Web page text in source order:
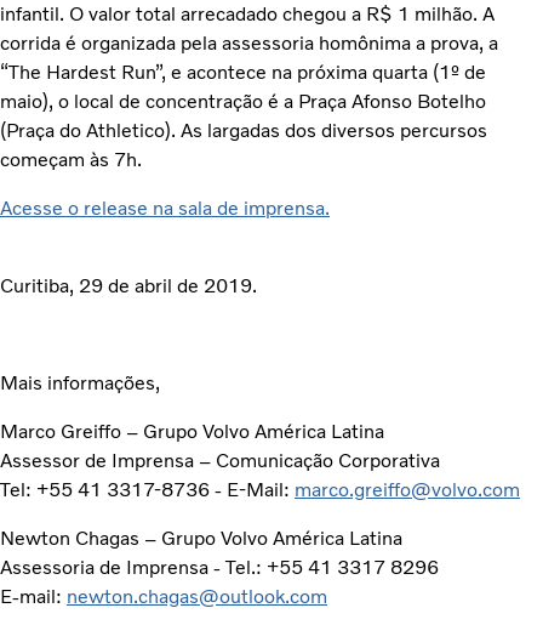
infantil. O valor total arrecadado chegou a R$ 1 milhão. A
corrida é organizada pela assessoria homônima a prova, a
“The Hardest Run”, e acontece na próxima quarta (1º de
maio), o local de concentração é a Praça Afonso Botelho
(Praça do Athletico). As largadas dos diversos percursos
começam às 7h.
Acesse o release na sala de imprensa.
Curitiba, 29 de abril de 2019.
Mais informações,
Marco Greiffo – Grupo Volvo América Latina
Assessor de Imprensa – Comunicação Corporativa
Tel: +55 41 3317-8736 - E-Mail: marco.greiffo@volvo.com
Newton Chagas – Grupo Volvo América Latina
Assessoria de Imprensa - Tel.: +55 41 3317 8296
E-mail: newton.chagas@outlook.com